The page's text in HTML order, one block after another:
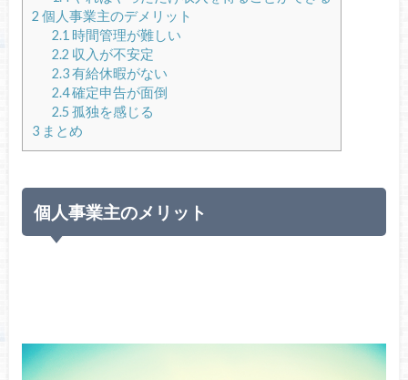
2 個人事業主のデメリット
2.1時間管理が難しい
2.2 収入が不安定
2.3有給休暇がない
2.4確定申告が面倒
2.5 孤独を感じる
3まとめ
個人事業主のメリット